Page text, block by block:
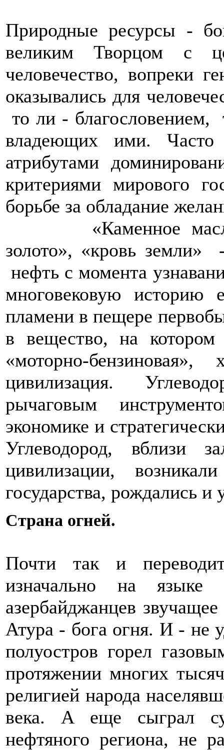
Природные ресурсы -
великим Творцом с
человечество, вопреки
оказывались для
то ли - благословением,
владеющих ими. Часто
атрибутами
критериями мирового
борьбе за обладание
«Каменное масло»,
золото», «кровь
нефть с момента
многовековую историю
пламени в пещере
в вещество, на котором
«моторно-бензиновая»,
цивилизация.
рычаговым
экономике и
Углеводород, вблизи
цивилизации,
государства, рождались
Страна огней.
Почти так и
изначально на языке
азербайджанцев
Атура - бога огня. И - не
полуостров горел
протяжении многих
религией народа
века. А еще сыграл
нефтяного региона, не